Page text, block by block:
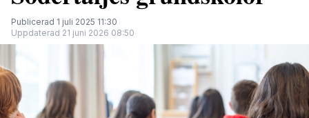
Publicerad 1 juli 2025 11:30
Uppdaterad 21 juni 2026 08:50